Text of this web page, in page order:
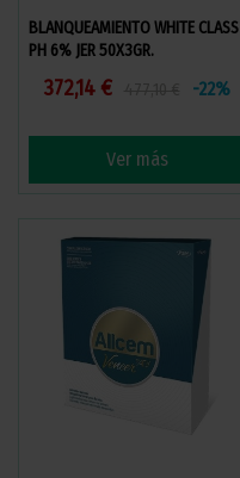
BLANQUEAMIENTO WHITE CLASS
PH 6% JER 50X3GR.
372,14 € -22%
Ver más